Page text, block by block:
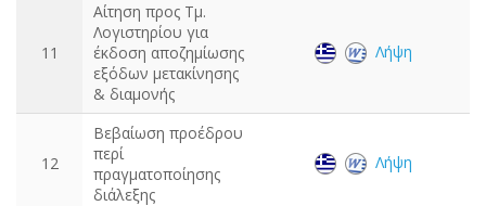
11
Αίτηση προς Τμ.
Λογιστηρίου για
έκδοση αποζημίωσης
εξόδων μετακίνησης
& διαμονής
Λήψη
12
Βεβαίωση προέδρου
περί
πραγματοποίησης
διάλεξης
Λήψη